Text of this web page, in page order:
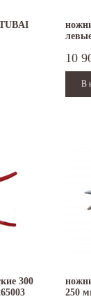
29, 30
30
01 по 04
10
300
250